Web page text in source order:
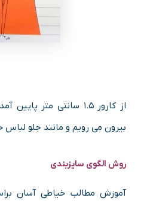
بیرون می رویم و مانند جلو
روش الگوی سایزبندی
آموزش مطالب خیاطی آسان